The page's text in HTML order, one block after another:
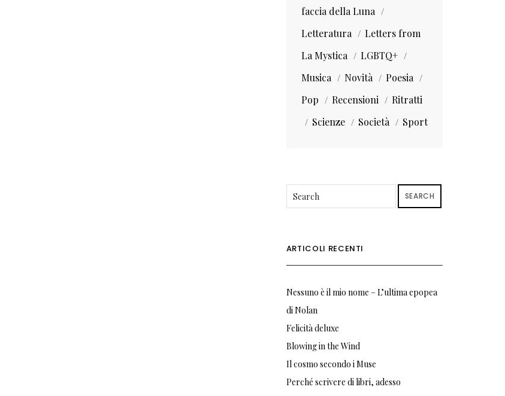
faccia della Luna
Letteratura
Letters from
La Mystica
LGBTQ+
Musica
Novità
Poesia
Pop
Recensioni
Ritratti
Scienze
Società Sport
SEARCH
ARTICOLI RECENTI
Nessuno è il mio nome – L’ultima epopea
di Nolan
Felicità deluxe
Blowing in the Wind
Il cosmo secondo i Muse
Perché scrivere di libri, adesso